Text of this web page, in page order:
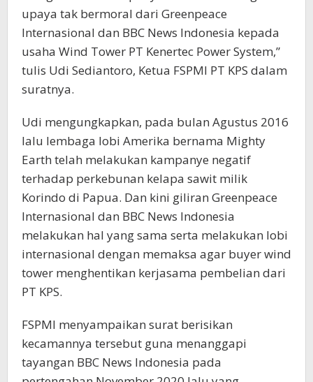
upaya tak bermoral dari Greenpeace
Internasional dan BBC News Indonesia kepada
usaha Wind Tower PT Kenertec Power System,”
tulis Udi Sediantoro, Ketua FSPMI PT KPS dalam
suratnya.
Udi mengungkapkan, pada bulan Agustus 2016
lalu lembaga lobi Amerika bernama Mighty
Earth telah melakukan kampanye negatif
terhadap perkebunan kelapa sawit milik
Korindo di Papua. Dan kini giliran Greenpeace
Internasional dan BBC News Indonesia
melakukan hal yang sama serta melakukan lobi
internasional dengan memaksa agar buyer wind
tower menghentikan kerjasama pembelian dari
PT KPS.
FSPMI menyampaikan surat berisikan
kecamannya tersebut guna menanggapi
tayangan BBC News Indonesia pada